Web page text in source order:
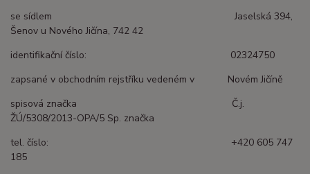
se sídlem Jaselská 394,
Šenov u Nového Jičína, 742 42
identifikační číslo: 02324750
zapsané v obchodním rejstříku vedeném v Novém Jičíně
spisová značka Č.j.
ŽÚ/5308/2013-OPA/5 Sp. značka
tel. číslo: +420 605 747
185